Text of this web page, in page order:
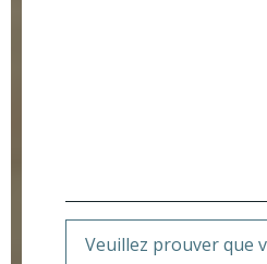
Veuillez prouver que